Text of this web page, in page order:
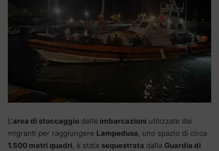
L’area di stoccaggio delle imbarcazioni utilizzate dai
migranti per raggiungere Lampedusa, uno spazio di circa
1.500 metri quadri, è stata sequestrata dalla Guardia di